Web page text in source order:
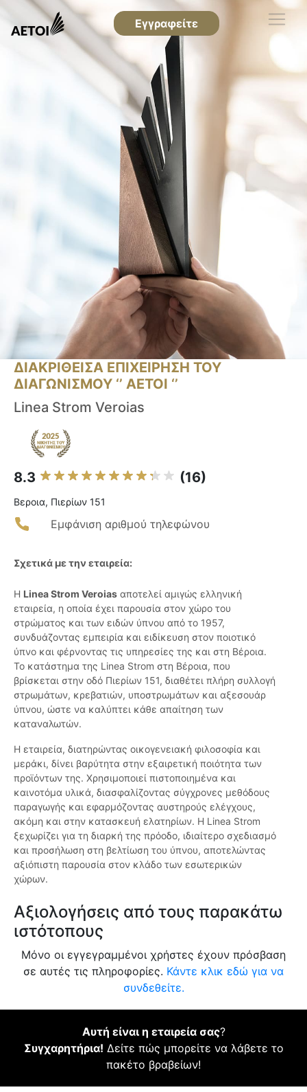
Εγγραφείτε
ΔΙΑΚΡΙΘΕΙΣΑ ΕΠΙΧΕΙΡΗΣΗ ΤΟΥ
ΔΙΑΓΩΝΙΣΜΟΥ ‘’ ΑΕΤΟΙ ‘’
Linea Strom Veroias
8.3 (16)
Βεροια, Πιερίων 151
Εμφάνιση αριθμού τηλεφώνου
Σχετικά με την εταιρεία:
Η Linea Strom Veroias αποτελεί αμιγώς ελληνική
εταιρεία, η οποία έχει παρουσία στον χώρο του
στρώματος και των ειδών ύπνου από το 1957,
συνδυάζοντας εμπειρία και ειδίκευση στον ποιοτικό
ύπνο και φέρνοντας τις υπηρεσίες της και στη Βέροια.
Το κατάστημα της Linea Strom στη Βέροια, που
βρίσκεται στην οδό Πιερίων 151, διαθέτει πλήρη συλλογή
στρωμάτων, κρεβατιών, υποστρωμάτων και αξεσουάρ
ύπνου, ώστε να καλύπτει κάθε απαίτηση των
καταναλωτών.
Η εταιρεία, διατηρώντας οικογενειακή φιλοσοφία και
μεράκι, δίνει βαρύτητα στην εξαιρετική ποιότητα των
προϊόντων της. Χρησιμοποιεί πιστοποιημένα και
καινοτόμα υλικά, διασφαλίζοντας σύγχρονες μεθόδους
παραγωγής και εφαρμόζοντας αυστηρούς ελέγχους,
ακόμη και στην κατασκευή ελατηρίων. Η Linea Strom
ξεχωρίζει για τη διαρκή της πρόοδο, ιδιαίτερο σχεδιασμό
και προσήλωση στη βελτίωση του ύπνου, αποτελώντας
αξιόπιστη παρουσία στον κλάδο των εσωτερικών
χώρων.
Αξιολογήσεις από τους παρακάτω
ιστότοπους
Μόνο οι εγγεγραμμένοι χρήστες έχουν πρόσβαση
σε αυτές τις πληροφορίες. Κάντε κλικ εδώ για να
συνδεθείτε.
Αυτή είναι η εταιρεία σας?
Συγχαρητήρια! Δείτε πώς μπορείτε να λάβετε το
πακέτο βραβείων!